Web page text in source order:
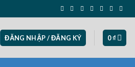
ĐĂNG NHẬP / ĐĂNG KÝ 0₫